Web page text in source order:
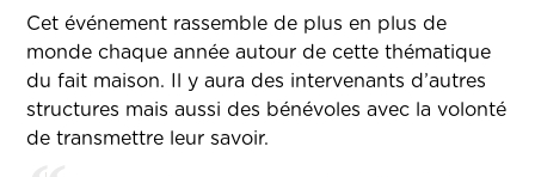
Cet événement rassemble de plus en plus de
monde chaque année autour de cette thématique
du fait maison. Il y aura des intervenants d’autres
structures mais aussi des bénévoles avec la volonté
de transmettre leur savoir.